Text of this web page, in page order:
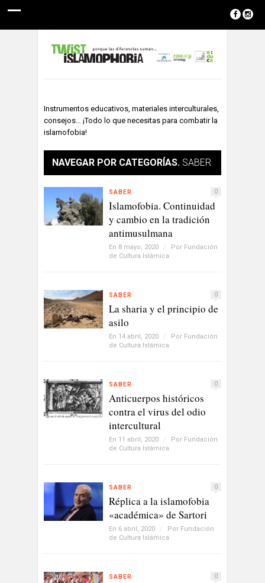
Instrumentos educativos, materiales interculturales,
consejos… ¡Todo lo que necesitas para combatir la
islamofobia!
NAVEGAR POR CATEGORÍAS. SABER
SABER 0
Islamofobia. Continuidad
y cambio en la tradición
antimusulmana
En 8 mayo, 2020 / Por Fundación
de Cultura Islámica
SABER 0
La sharia y el principio de
asilo
En 14 abril, 2020 / Por Fundación
de Cultura Islámica
SABER 0
Anticuerpos históricos
contra el virus del odio
intercultural
En 11 abril, 2020 / Por Fundación
de Cultura Islámica
SABER 0
Réplica a la islamofobia
«académica» de Sartori
En 6 abril, 2020 / Por Fundación
de Cultura Islámica
SABER 0